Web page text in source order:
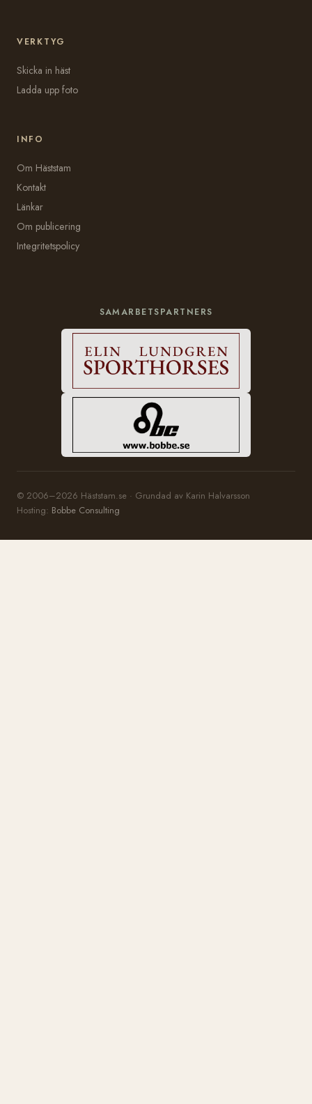
VERKTYG
Skicka in häst
Ladda upp foto
INFO
Om Häststam
Kontakt
Länkar
Om publicering
Integritetspolicy
SAMARBETSPARTNERS
© 2006–2026 Häststam.se · Grundad av Karin Halvarsson
Hosting: Bobbe Consulting